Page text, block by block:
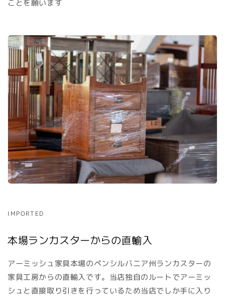
ことを願います
IMPORTED
本場ランカスターからの直輸入
アーミッシュ家具本場のペンシルバニア州ランカスターの
家具工房からの直輸入です。当店独自のルートでアーミッ
シュと直接取り引きを行っているため当店でしか手に入り